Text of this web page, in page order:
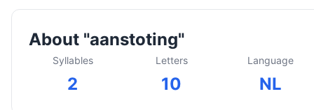
About "aanstoting"
Syllables
2
Letters
10
Language
NL